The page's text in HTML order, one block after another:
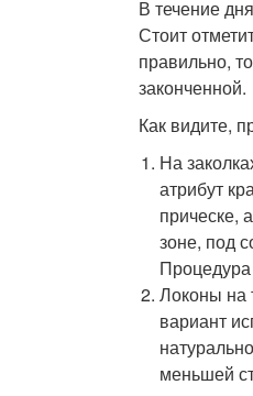
В течение
Стоит
правильно,
законченной.
Как видите,
На
атрибут
прическе,
зоне, под
Процедура
Локоны на
вариант
меньшей